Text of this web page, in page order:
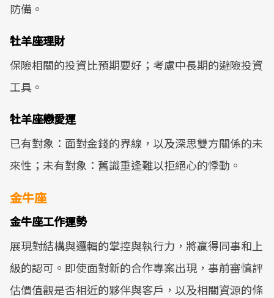
防備。
牡羊座理財
保險相關的投資比預期要好；考慮中長期的避險投資
工具。
牡羊座戀愛運
已有對象：面對金錢的界線，以及深思雙方關係的未
來性；未有對象：舊識重逢難以拒絕心的悸動。
金牛座
金牛座工作運勢
展現對結構與邏輯的掌控與執行力，將贏得同事和上
級的認可。即使面對新的合作專案出現，事前審慎評
估價值觀是否相近的夥伴與客戶，以及相關資源的條